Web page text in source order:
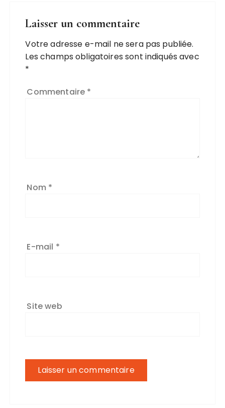
Laisser un commentaire
Votre adresse e-mail ne sera pas publiée.
Les champs obligatoires sont indiqués avec
*
Commentaire *
Nom *
E-mail *
Site web